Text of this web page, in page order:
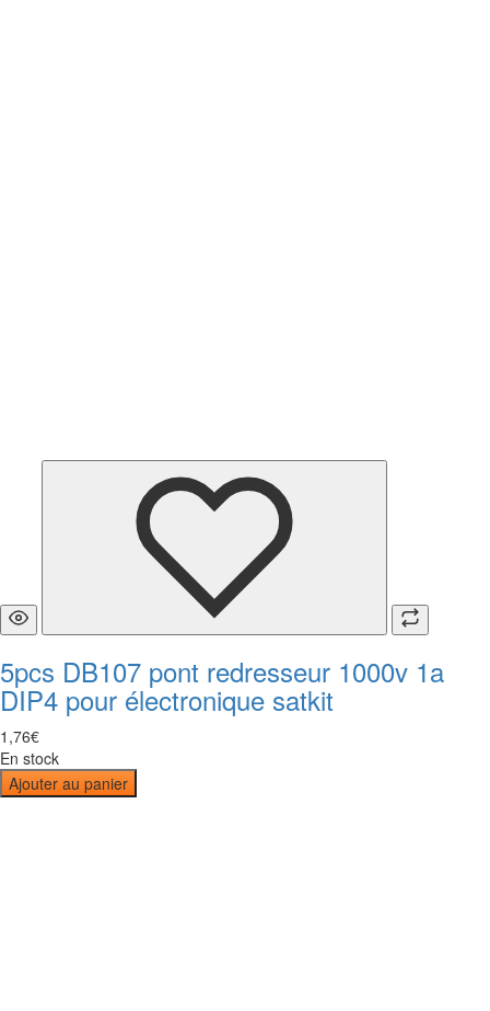
5pcs DB107 pont redresseur 1000v 1a
DIP4 pour électronique satkit
1 ,76€
En stock
Ajouter au panier